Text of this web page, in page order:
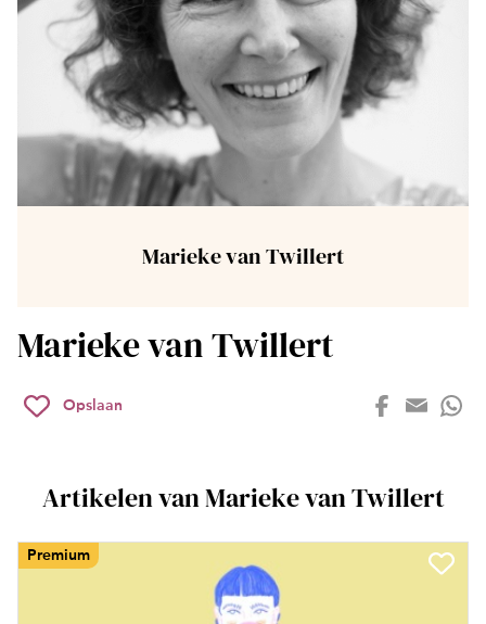
Marieke van Twillert
Marieke van Twillert
Opslaan
Artikelen van Marieke van Twillert
Premium